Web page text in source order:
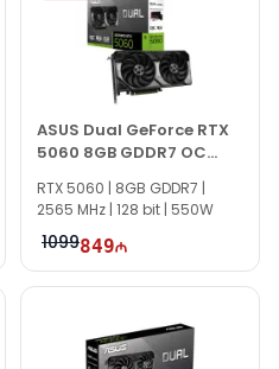
də digər brend
saytımız vasitəsilə
ehtiyacınız varsa, təcrübəli
10:00-dan 19:00-dək
ASUS Dual GeForce RTX
5060 8GB GDDR7 OC
RTX 5060 | 8GB GDDR7 |
2565 MHz | 128 bit | 550W
1099849